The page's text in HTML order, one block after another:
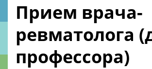
Прием врача-
ревматолога
профессора)